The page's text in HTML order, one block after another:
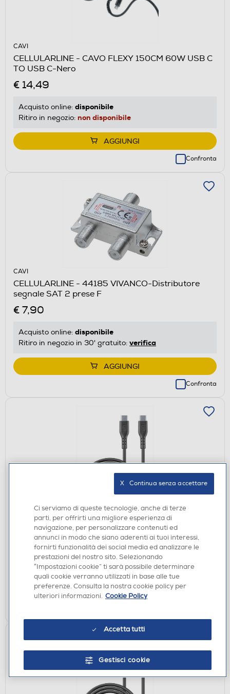
CAVI
CELLULARLINE - CAVO FLEXY 150CM 60W USB C
TO USB C-Nero
€ 14,49
Acquisto online: disponibile
Ritiro in negozio: non disponibile
AGGIUNGI
Confronta
CAVI
CELLULARLINE - 44185 VIVANCO-Distributore
segnale SAT 2 prese F
€ 7,90
Acquisto online: disponibile
Ritiro in negozio in 30' gratuito: verifica
AGGIUNGI
Confronta
CELLULARLINE - Cavo 5A da USB-C a USB-C da
200 cm-Nero
€ 16,99
Acquisto online:disponibile
Ritiro in negozio: non disponibile
AGGIUNGI
Ci serviamo di queste tecnologie, anche di terze
parti, per offrirti una migliore esperienza di
navigazione, per personalizzare contenuti ed
annunci in modo che siano aderenti ai tuoi interessi,
fornirti funzionalità dei social media ed analizzare le
prestazioni del nostro sito. Selezionando
“Impostazioni cookie” ti sarà possibile determinare
quali cookie verranno utilizzati in base alle tue
preferenze. Consulta la nostra cookie policy per
ulteriori informazioni. Cookie Policy
Accetta tutti
Gestisci cookie
X   Continua senza accettare